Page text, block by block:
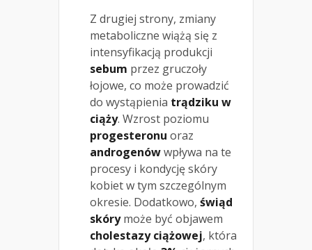
Z drugiej strony, zmiany
metaboliczne wiążą się z
intensyfikacją produkcji
sebum przez gruczoły
łojowe, co może prowadzić
do wystąpienia trądziku w
ciąży. Wzrost poziomu
progesteronu oraz
androgenówwpływa na te
procesy i kondycję skóry
kobiet w tym szczególnym
okresie. Dodatkowo, świąd
skórymoże być objawem
cholestazy ciążowej, która